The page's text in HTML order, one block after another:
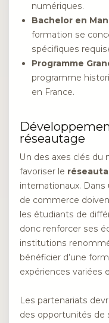
numériques.
Bachelor en
formation se
spécifiques
Programme
programme
en France.
réseautage
Un des axes clés du
favoriser le
internationaux.
de commerce
les étudiants de
donc renforcer ses
institutions
bénéficier d’une
expériences variées
Les partenariats
des opportunités de